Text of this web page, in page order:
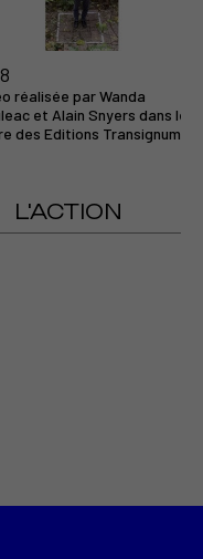
réalisée par Wanda
et Alain Snyers dans le
des Editions Transignum
L'ACTION